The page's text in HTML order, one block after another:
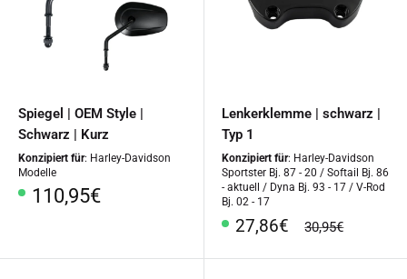
Spiegel | OEM Style |
Schwarz | Kurz
Konzipiert für: Harley-Davidson
Modelle
Sonderpreis
110,95€
Lenkerklemme | schwarz |
Typ 1
Konzipiert für: Harley-Davidson
Sportster Bj. 87 - 20 / Softail Bj. 86
- aktuell / Dyna Bj. 93 - 17 / V-Rod
Bj. 02 - 17
Sonderpreis
27,86€ Normalpreis
30,95€